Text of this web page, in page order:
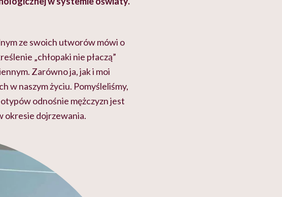
ze swoich utworów mówi o
„chłopaki nie płaczą”
Zarówno ja, jak i moi
w naszym życiu. Pomyśleliśmy,
odnośnie mężczyzn jest
okresie dojrzewania.